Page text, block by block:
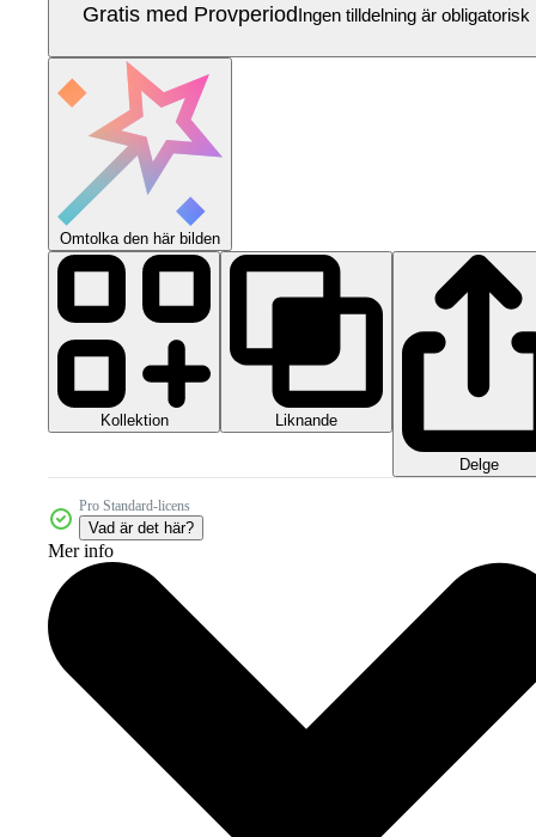
Gratis med ProvperiodIngen tilldelning är obligatorisk
Omtolka den här bilden
Kollektion Liknande
Delge
Pro Standard-licens
Vad är det här?
Mer info